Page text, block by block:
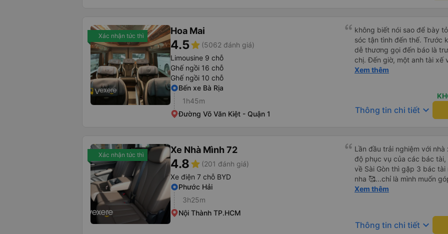
tưởng: Chúng tôi có một
lúc tại quán Bò Sữa Long
QL51. Đó là một địa điểm
Đưa đón thuận tiện: Dịch
đã đưa tôi thẳng đến The
thúc chuyến đi của tôi dễ
phục vụ tuyệt vời. Thân
Rất nên chọn Huy Hoàng
Vũng Tàu! Tôi chắc chắn sẽ
Xác nhận tức thì Hoa Mai
4.5star (5062 đánh giá)
Limousine 9 chỗ
Ghế ngồi 16 chỗ
Ghế ngồi 10 chỗ
Bến xe Bà Rịa
1h45m
Đường Võ Văn Kiệt - Quận 1
không biết nói sao để bày
sóc tận tình đến thế. Trước
dễ thương gọi đến báo là
chị. Đến giờ, một anh tài xế
ở chỗ nào e đến đón. Tuy
khác trên xe nhưng xe lại
Mình để ý lần nào gọi
nhỏ nhẹ đó đón khách,
Thiệc là ưng hết sức. Nhất
Xem thêm
Thông tin chi tiết keyboard_arrow_down
Xác nhận tức thì Xe Nhà Mình 72
4.8star (201 đánh giá)
Xe điện 7 chỗ BYD
Phước Hải
3h25m
Nội Thành TP.HCM
Lần đầu trải nghiệm với
độ phục vụ của các bác tài,
về Sài Gòn thì gặp 3 bác
nha 🥰...chỉ là mình muốn
mình nghĩ chắc mấy bác tài
cho dù là vì lý do giờ giấc
mong các bác tài luôn cẩn
Xem thêm
Thông tin chi tiết keyboard_arrow_down